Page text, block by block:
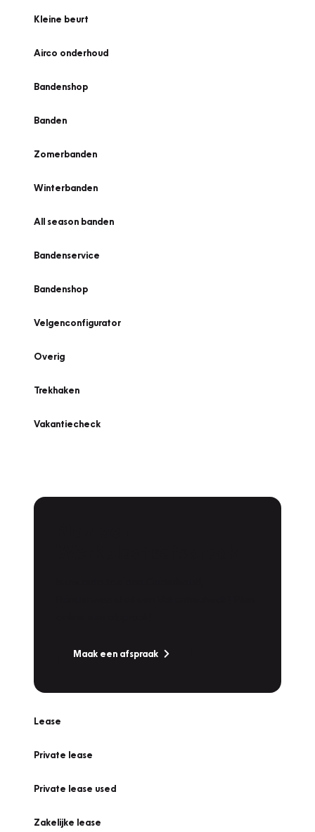
Kleine beurt
Airco onderhoud
Bandenshop
Banden
Zomerbanden
Winterbanden
All season banden
Bandenservice
Bandenshop
Velgenconfigurator
Overig
Trekhaken
Vakantiecheck
Maak een afspraak
Lease
Private lease
Private lease used
Zakelijke lease